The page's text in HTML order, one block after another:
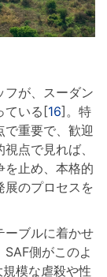
が、スーダン
ている[16]。特
で重要で、歓迎
点で見れば、
を止め、本格的
展のプロセスを
ブルに着かせ
側がこのよ
模な虐殺や性